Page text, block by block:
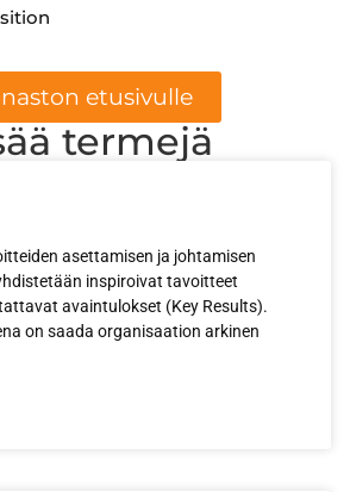
etusivulle
termejä
asettamisen ja johtamisen
inspiroivat tavoitteet
avaintulokset (Key Results).
on saada organisaation arkinen